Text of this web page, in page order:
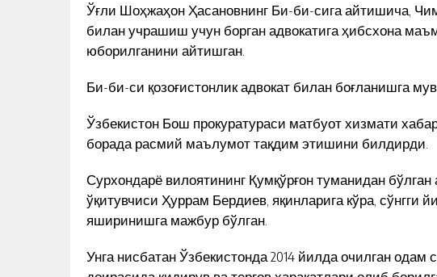
Ўғли Шоҳжаҳон Ҳасановнинг Би-би-сига айтишича,
билан учрашиш учун борган адвокатига ҳибсхона
юборилганини айтишган.
Би-би-си қозоғистонлик адвокат билан боғланишга
Ўзбекистон Бош прокуратураси матбуот хизмати
борада расмий маълумот тақдим этишини билдирди.
Сурхондарё вилоятининг Қумқўрғон туманидан
ўқитувчиси Ҳуррам Бердиев, яқинларига кўра, сўнгги
яширинишга мажбур бўлган.
Унга нисбатан Ўзбекистонда 2014 йилда очилган